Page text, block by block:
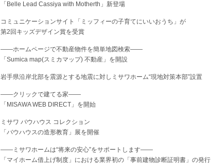
「Belle Lead Cassiya with Motherth」新登場
コミュニケーションサイト「ミッフィーの子育てにいいおうち」が
第2回キッズデザイン賞を受賞
――ホームページで不動産物件を簡単地図検索――
「Sumica map(スミカマップ) 不動産」を開設
岩手県沿岸北部を震源とする地震に対しミサワホーム“現地対策本部”設置
――クリックで建てる家――
「MISAWA WEB DIRECT」を開始
ミサワ バウハウス コレクション
「バウハウスの造形教育」展を開催
――ミサワホームは“将来の安心”をサポートします――
「マイホーム借上げ制度」における業界初の「事前建物診断証明書」の発行